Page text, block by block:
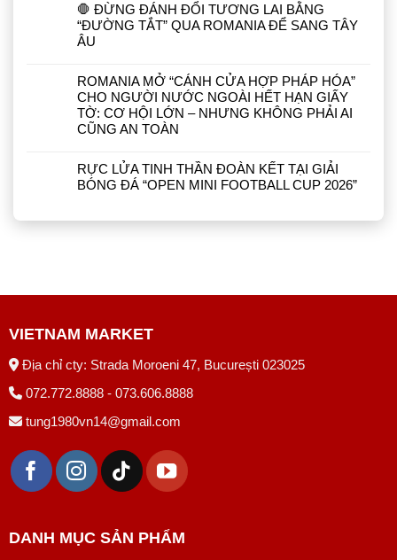
🛑 ĐỪNG ĐÁNH ĐỔI TƯƠNG LAI BẰNG
“ĐƯỜNG TẮT” QUA ROMANIA ĐỂ SANG TÂY
ÂU
ROMANIA MỞ “CÁNH CỬA HỢP PHÁP HÓA”
CHO NGƯỜI NƯỚC NGOÀI HẾT HẠN GIẤY
TỜ: CƠ HỘI LỚN – NHƯNG KHÔNG PHẢI AI
CŨNG AN TOÀN
RỰC LỬA TINH THẦN ĐOÀN KẾT TẠI GIẢI
BÓNG ĐÁ “OPEN MINI FOOTBALL CUP 2026”
VIETNAM MARKET
Địa chỉ cty: Strada Moroeni 47, București 023025
072.772.8888 - 073.606.8888
tung1980vn14@gmail.com
DANH MỤC SẢN PHẨM